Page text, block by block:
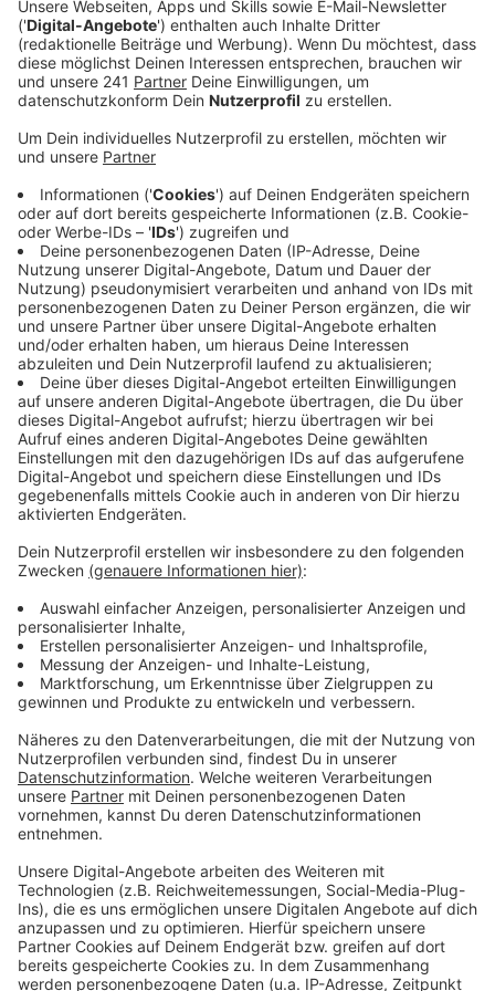
Veröffentlicht:Dienstag, 16.07.2024 06:09
Anzeige
Tickets in ihrem Kundencenter in Wiesdorf zu
verkaufen. Dieses Arrangement gab es schon mal, als
der Bahnhof in Opladen abgerissen und neu gebaut
worden war. Die Bahn würde das Angebot zwar
annehmen, aber nur, wenn sie keine Provision zahlen
müsste – und umsonst machen wir das nicht, sagt die
Wupsi. Ganz abschreiben müssen wir ein Reisezentrum
in Wiesdorf vielleicht aber noch nicht, denn in den
Plänen für das neue Bahnhofsgebäude ist Platz für ein
Reisezentrum eingeplant, denn bei einer
Bürgerumfrage hatten sich viele Leverkusener dort
eins gewünscht. Deshalb will die Stadt jetzt weitere
Möglichkeiten prüfen.
Anzeige
Weitere Meldungen aus Leverkusen
Anzeige
Bayer Leverkusen plant Saisoneröffnung am 10.
August
Zeugensuche nach Raubüberfall in Wiesdorf
Versuchter Einbruch in Sparkassenfiliale in Opladen
Anzeige